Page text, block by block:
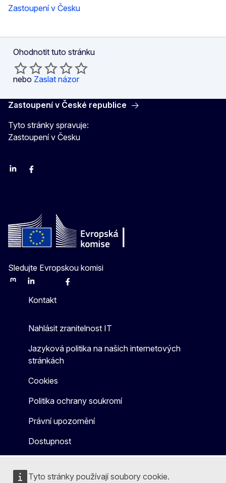
Tyto stránky používají soubory cookie.
Zastoupení v Česku
Ohodnotit tuto stránku
nebo Zaslat názor
Zastoupení v České republice
Tyto stránky spravuje:
Zastoupení v Česku
LinkedinFacebook
Sledujte Evropskou komisi
MastodonLinkedInBlueskyFacebook
Kontakt
Nahlásit zranitelnost IT
Jazyková politika na našich internetových
stránkách
Cookies
Politika ochrany soukromí
Právní upozornění
Dostupnost